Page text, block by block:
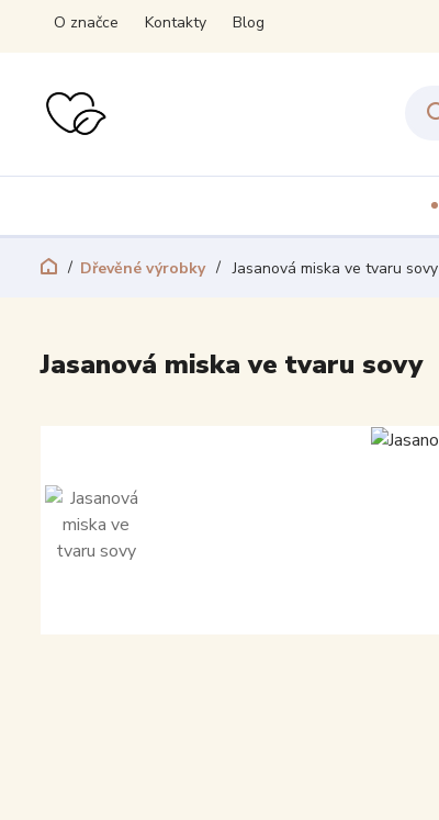
O značce Kontakty Blog
Dřevěné výrobky Jasanová miska ve tvaru sovy
Jasanová miska ve tvaru sovy